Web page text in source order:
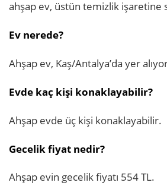
ahşap ev, üstün temizlik işaretine
Ev nerede?
Ahşap ev, Kaş/Antalya’da yer
Evde kaç kişi konaklayabilir?
Ahşap evde üç kişi konaklayabilir.
Gecelik fiyat nedir?
Ahşap evin gecelik fiyatı 554 TL.